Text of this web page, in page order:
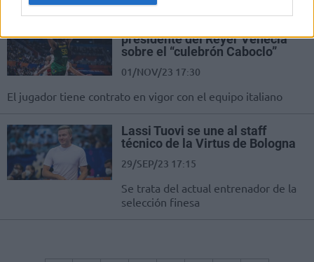
presidente del Reyer Venecia
sobre el “culebrón Caboclo”
01/NOV/23 17:30
El jugador tiene contrato en vigor con el equipo italiano
Lassi Tuovi se une al staff
técnico de la Virtus de Bologna
29/SEP/23 17:15
Se trata del actual entrenador de la
selección finesa